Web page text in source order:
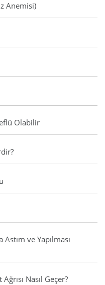
Anemisi)
Olabilir
ve Yapılması
Nasıl Geçer?